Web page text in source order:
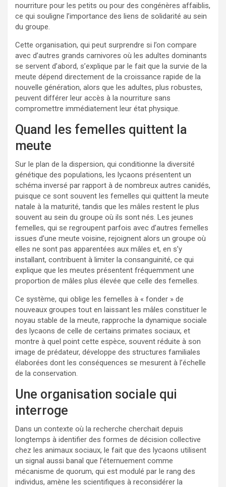
nourriture pour les petits ou pour des congénères affaiblis,
ce qui souligne l’importance des liens de solidarité au sein
du groupe.
Cette organisation, qui peut surprendre si l’on compare
avec d’autres grands carnivores où les adultes dominants
se servent d’abord, s’explique par le fait que la survie de la
meute dépend directement de la croissance rapide de la
nouvelle génération, alors que les adultes, plus robustes,
peuvent différer leur accès à la nourriture sans
compromettre immédiatement leur état physique.
Quand les femelles quittent la
meute
Sur le plan de la dispersion, qui conditionne la diversité
génétique des populations, les lycaons présentent un
schéma inversé par rapport à de nombreux autres canidés,
puisque ce sont souvent les femelles qui quittent la meute
natale à la maturité, tandis que les mâles restent le plus
souvent au sein du groupe où ils sont nés. Les jeunes
femelles, qui se regroupent parfois avec d’autres femelles
issues d’une meute voisine, rejoignent alors un groupe où
elles ne sont pas apparentées aux mâles et, en s’y
installant, contribuent à limiter la consanguinité, ce qui
explique que les meutes présentent fréquemment une
proportion de mâles plus élevée que celle des femelles.
Ce système, qui oblige les femelles à « fonder » de
nouveaux groupes tout en laissant les mâles constituer le
noyau stable de la meute, rapproche la dynamique sociale
des lycaons de celle de certains primates sociaux, et
montre à quel point cette espèce, souvent réduite à son
image de prédateur, développe des structures familiales
élaborées dont les conséquences se mesurent à l’échelle
de la conservation.
Une organisation sociale qui
interroge
Dans un contexte où la recherche cherchait depuis
longtemps à identifier des formes de décision collective
chez les animaux sociaux, le fait que des lycaons utilisent
un signal aussi banal que l’éternuement comme
mécanisme de quorum, qui est modulé par le rang des
individus, amène les scientifiques à reconsidérer la